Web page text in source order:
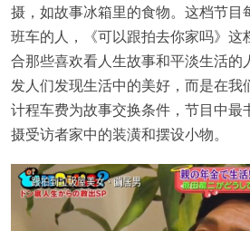
摄，如故事冰箱里的食物。这档节目
班车的人，《可以跟拍去你家吗》这
合那些喜欢看人生故事和平淡生活的
发人们发现生活中的美好，而是在我
计程车费为故事交换条件，节目中最
摄受访者家中的装潢和摆设小物。